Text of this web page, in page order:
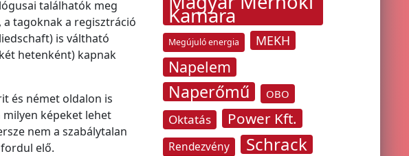
találhatók meg
tagoknak a regisztráció
is váltható
hetenként) kapnak
és német oldalon is
képeket lehet
nem a szabálytalan
elő.
Kamara
Megújuló energia MEKH
Napelem
Naperőmű OBO
Oktatás Power Kft.
Rendezvény
Schrack